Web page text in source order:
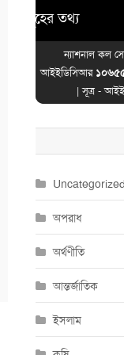
তথ্য
ন্যাশনাল কল
আইইডিসিআর
| সূত্র -
Uncategorized
অপরাধ
অর্থণীতি
আন্তর্জাতিক
ইসলাম